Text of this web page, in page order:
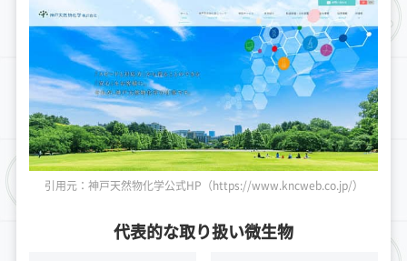
引用元：神戸天然物化学公式HP（https://www.kncweb.co.jp/）
代表的な取り扱い微生物